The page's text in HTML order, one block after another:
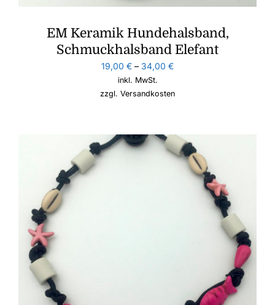
EM Keramik Hundehalsband,
Schmuckhalsband Elefant
19,00 € – 34,00 €
inkl. MwSt.
zzgl. Versandkosten